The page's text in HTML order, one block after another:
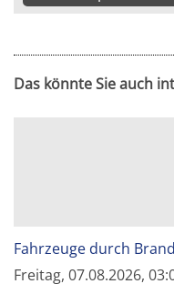
Das könnte Sie auch
Fahrzeuge durch
Freitag, 07.08.2026,